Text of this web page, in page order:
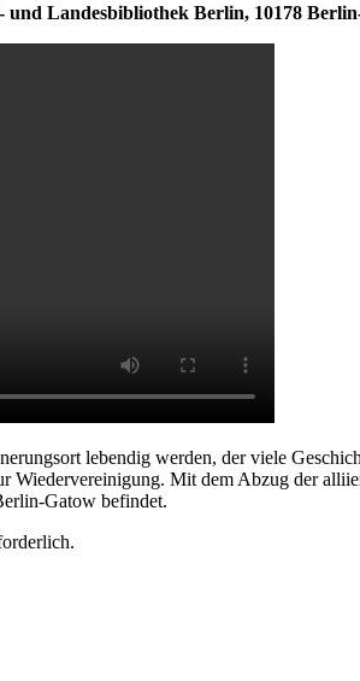
und Landesbibliothek Berlin, 10178
lebendig werden, der viele
Wiedervereinigung. Mit dem Abzug der
Gatow befindet.